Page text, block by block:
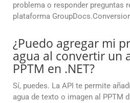
problema o responder preguntas
plataforma
¿Puedo agregar mi
agua al convertir un
PPTM en .NET?
Sí, puedes. La API te permite
agua de texto o imagen al PPTM